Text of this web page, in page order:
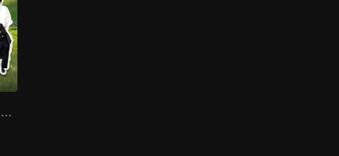
Boys Lost in Thailand